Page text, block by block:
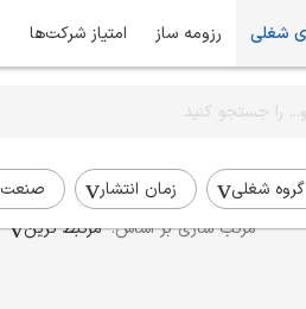
شغلی رزومه ساز امتیاز شرکت‌ها
گروه شغلی زمان انتشار صنعت
برای این جستجو فعال کنید
ارتباط با مشتریان در کردستان
مرتب سازی بر اساس: مرتبط ترین